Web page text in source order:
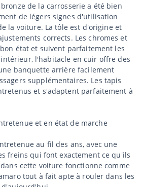
de la carrosserie a été bien
de légers signes d'utilisation
la voiture. La tôle est d'origine et
corrects. Les chromes et
état et suivent parfaitement les
l'habitacle en cuir offre des
banquette arrière facilement
supplémentaires. Les tapis
et s'adaptent parfaitement à
et en état de marche
au fil des ans, avec une
freins qui font exactement ce qu'ils
cette voiture fonctionne comme
tout à fait apte à rouler dans les